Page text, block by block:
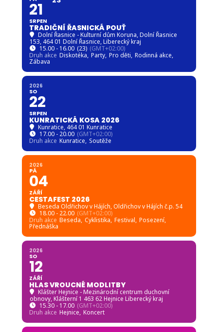
21
SRPEN
TRADIČNÍ ŘASNICKÁ POUŤ
Dolní Řasnice - Kulturní dům Koruna, Dolní Řasnice
153, 464 01 Dolní Řasnice, Liberecký kraj
15.00 - 16.00 (23) (GMT+02:00)
Druh akce Diskotéka, Party, Pro děti, Rodinná akce,
Zábava
2026
SO
22
SRPEN
KUNRATICKÁ KOSA 2026
Kunratice, 464 01 Kunratice
17.00 - 20.00 (GMT+02:00)
Druh akce Kunratice, Soutěže
2026
PÁ
04
ZÁŘÍ
CESTAFEST 2026
Beseda Oldřichov v Hájích, Oldřichov v Hájích č.p. 54
18.00 - 22.00 (GMT+02:00)
Druh akce Beseda, Cyklistika, Festival, Posezení,
Přednáška
2026
SO
12
ZÁŘÍ
HLAS VROUCNÉ MODLITBY
Klášter Hejnice - Mezinárodní centrum duchovní
obnovy, Klášterní 1 463 62 Hejnice Liberecký kraj
15.30 - 17.00 (GMT+02:00)
Druh akce Hejnice, Koncert